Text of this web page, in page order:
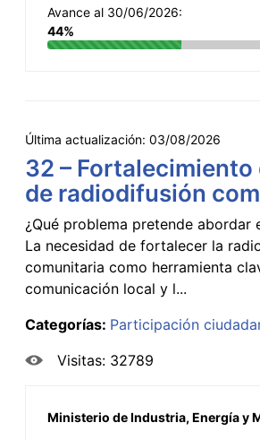
Avance al 30/06/2026:
44%
Última actualización: 03/08/2026
32 –
de radiodifusión
¿Qué problema pretende abordar
La necesidad de fortalecer la
comunitaria como herramienta
comunicación local y l...
Categorías: Participación
Visitas: 32789
Ministerio de Industria, Energía y